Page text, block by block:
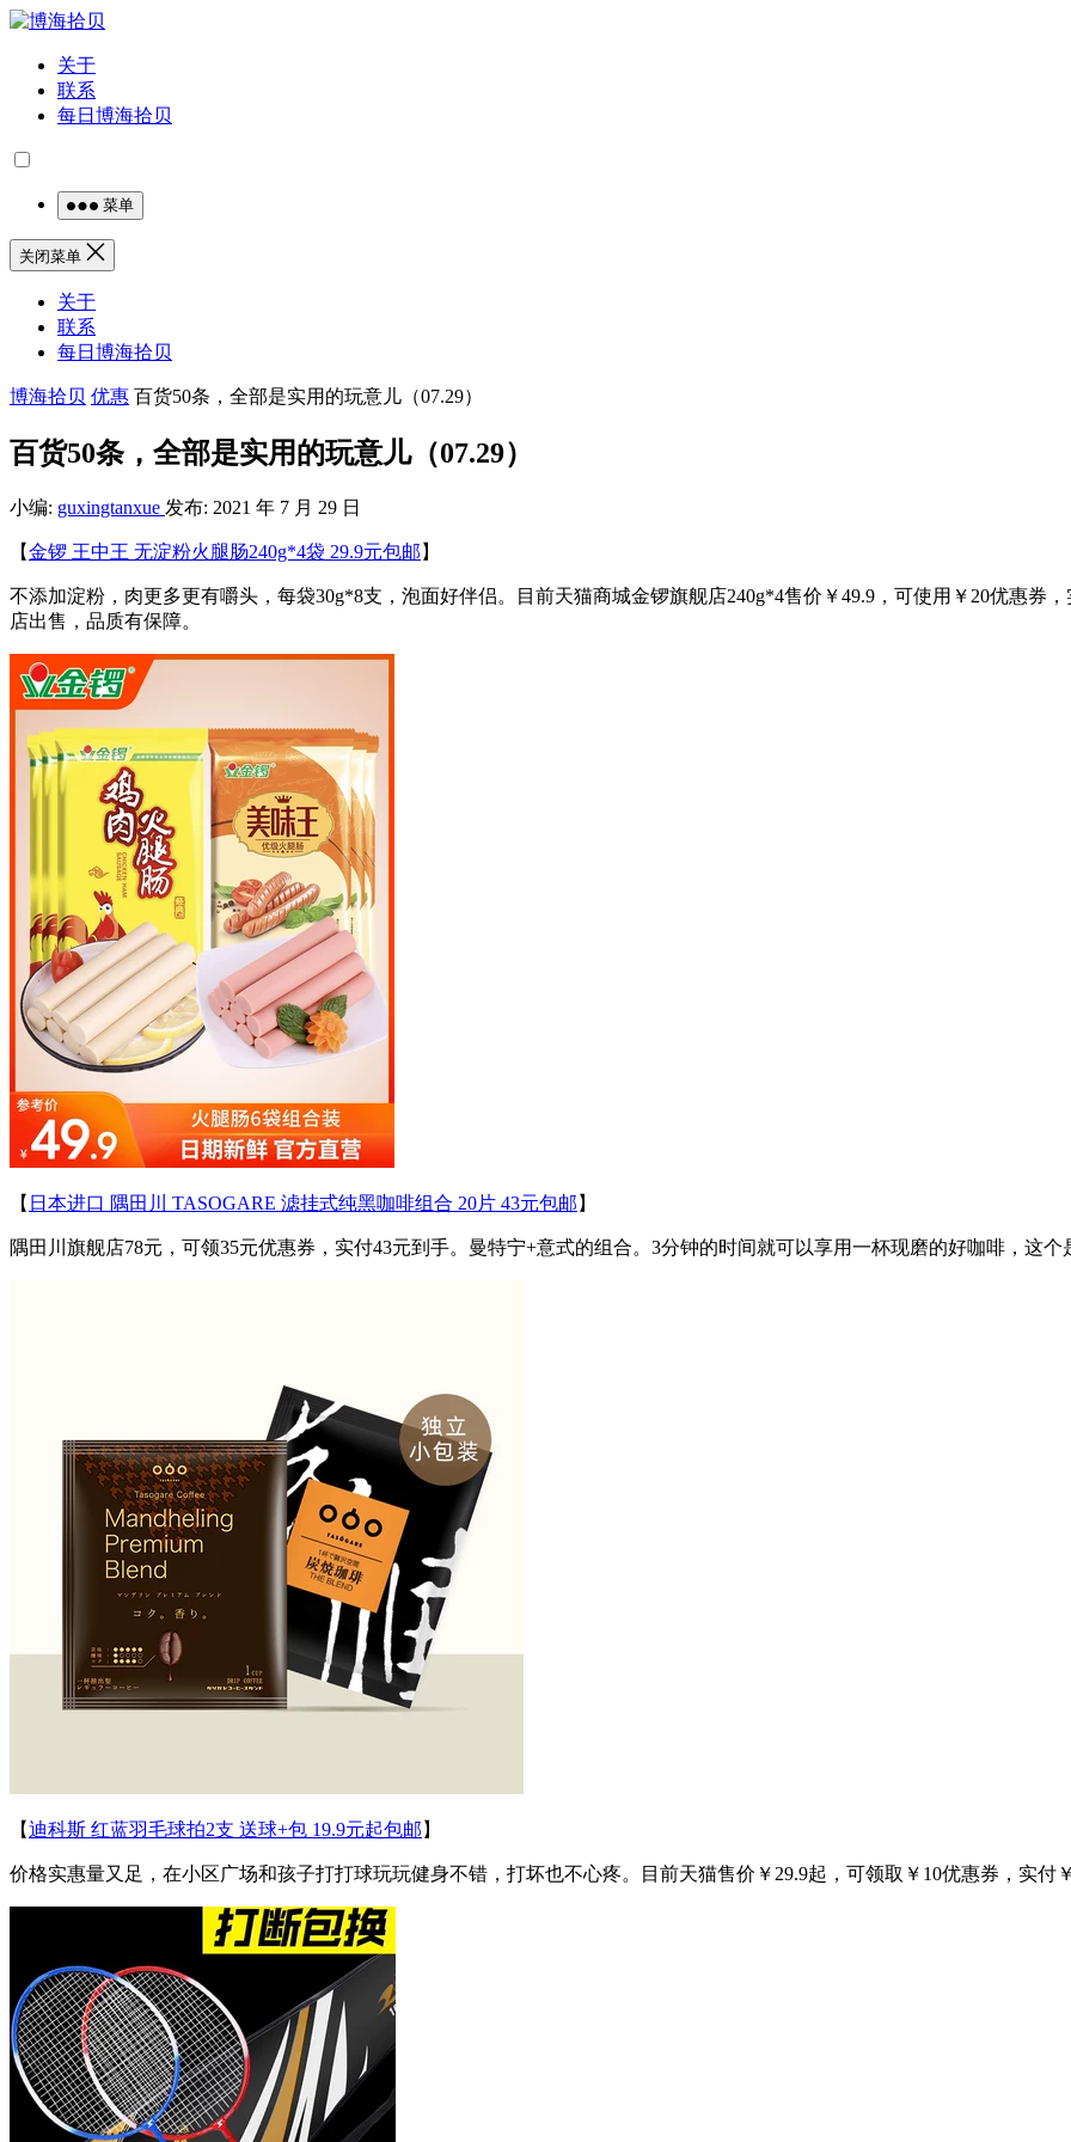
关于
联系
每日博海拾贝
菜单
关闭菜单
关于
联系
每日博海拾贝
博海拾贝 优惠 百货50条，全部是实用的玩意儿（07.29）
百货50条，全部是实用的玩意儿（07.29）
小编: guxingtanxue 发布: 2021 年 7 月 29 日
【金锣 王中王 无淀粉火腿肠240g*4袋 29.9元包邮 】
不添加淀粉，肉更多更有嚼头，每袋30g*8支，泡面好伴侣。目前天猫商城金锣旗舰店240g*4售价￥49.9，可使用￥20优惠券
店出售，品质有保障。
【 日本进口 隅田川 TASOGARE 滤挂式纯黑咖啡组合 20片 43元包邮 】
隅田川旗舰店78元，可领35元优惠券，实付43元到手。曼特宁+意式的组合。3分钟的时间就可以享用一杯现磨的好咖啡，这
【迪科斯 红蓝羽毛球拍2支 送球+包 19.9元起包邮 】
价格实惠量又足，在小区广场和孩子打打球玩玩健身不错，打坏也不心疼。目前天猫售价￥29.9起，可领取￥10优惠券，实付